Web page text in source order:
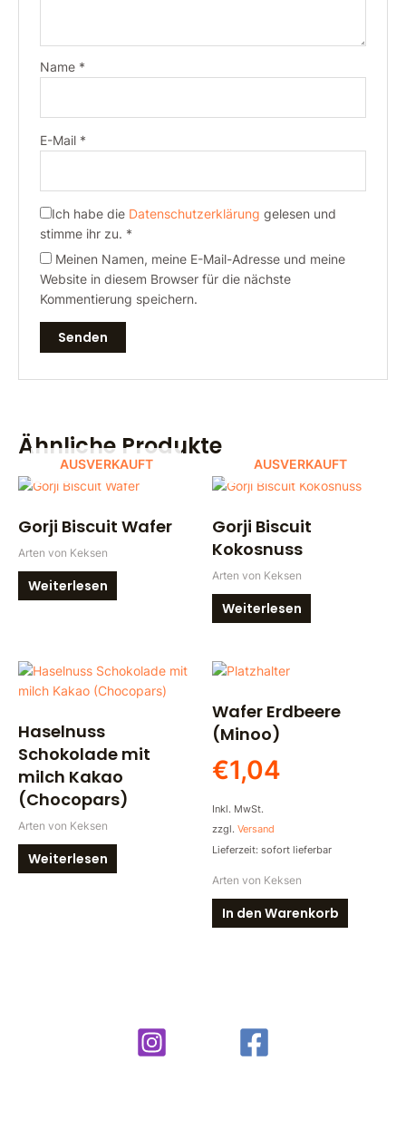
Name *
E-Mail *
Ich habe die Datenschutzerklärung gelesen und
stimme ihr zu. *
Meinen Namen, meine E-Mail-Adresse und meine
Website in diesem Browser für die nächste
Kommentierung speichern.
Ähnliche Produkte
AUSVERKAUFT
Gorji Biscuit Wafer
Arten von Keksen
Weiterlesen
AUSVERKAUFT
Gorji Biscuit
Kokosnuss
Arten von Keksen
Weiterlesen
Haselnuss
Schokolade mit
milch Kakao
(Chocopars)
Arten von Keksen
Weiterlesen
Wafer Erdbeere
(Minoo)
€1,04
Inkl. MwSt.
zzgl. Versand
Lieferzeit: sofort lieferbar
Arten von Keksen
In den Warenkorb